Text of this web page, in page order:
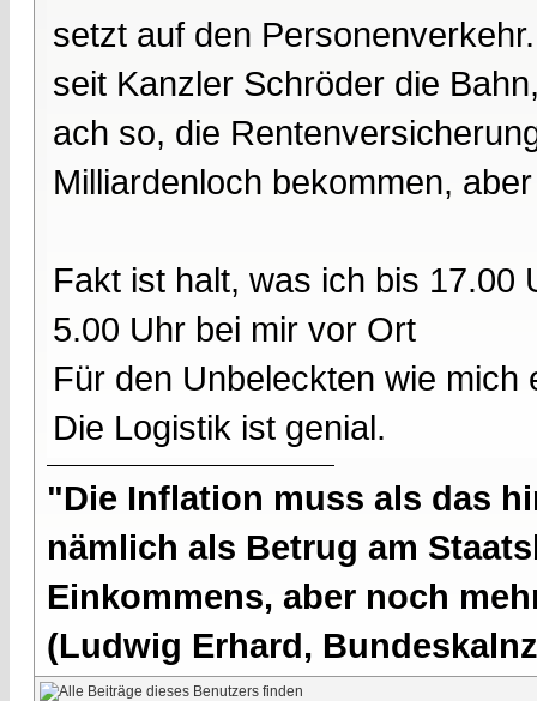
setzt auf den
seit Kanzler Schröder die
ach so, die
Milliardenloch bekommen,
Fakt ist halt, was ich bis 17.00
5.00 Uhr bei mir vor Ort
Für den Unbeleckten wie mich
Die Logistik ist genial.
"Die Inflation muss als das
nämlich als Betrug am
Einkommens, aber noch
(Ludwig Erhard,